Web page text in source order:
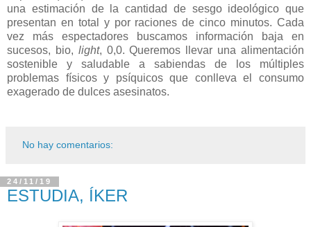
una estimación de la cantidad de sesgo ideológico que
presentan en total y por raciones de cinco minutos. Cada
vez más espectadores buscamos información baja en
sucesos, bio, light, 0,0. Queremos llevar una alimentación
sostenible y saludable a sabiendas de los múltiples
problemas físicos y psíquicos que conlleva el consumo
exagerado de dulces asesinatos.
No hay comentarios:
24/11/19
ESTUDIA, ÍKER